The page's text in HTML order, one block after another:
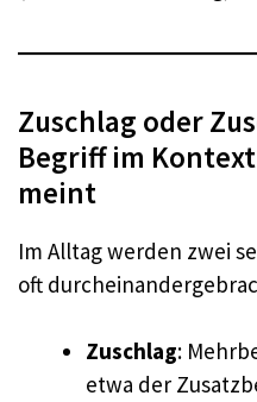
Zuschlag oder
Begriff im
meint
Im Alltag werden zwei
oft
Zuschlag:
etwa der